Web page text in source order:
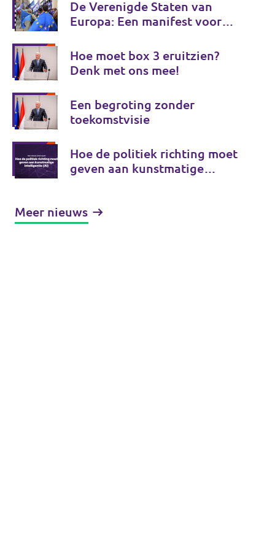
De Verenigde Staten van
Europa: Een manifest voor
Hoe moet box 3 eruitzien?
Denk met ons mee!
Een begroting zonder
toekomstvisie
Hoe de politiek richting moet
geven aan kunstmatige
Meer nieuws